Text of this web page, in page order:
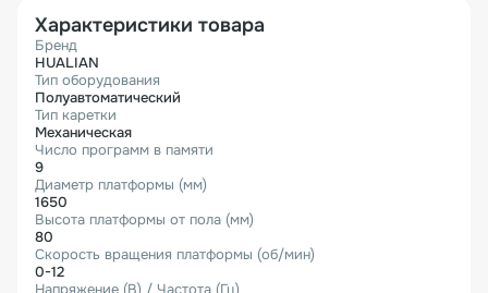
Характеристики товара
Бренд
HUALIAN
Тип оборудования
Полуавтоматический
Тип каретки
Механическая
Число программ в памяти
9
Диаметр платформы (мм)
1650
Высота платформы от пола (мм)
80
Скорость вращения платформы (об/мин)
0-12